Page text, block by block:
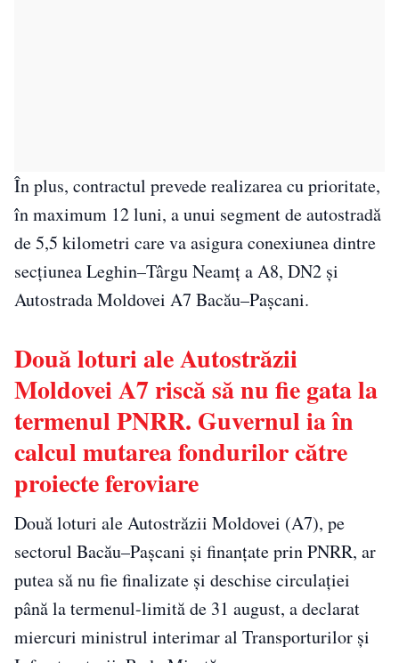
În plus, contractul prevede realizarea cu prioritate,
în maximum 12 luni, a unui segment de autostradă
de 5,5 kilometri care va asigura conexiunea dintre
secțiunea Leghin–Târgu Neamț a A8, DN2 și
Autostrada Moldovei A7 Bacău–Pașcani.
Două loturi ale Autostrăzii
Moldovei A7 riscă să nu fie gata la
termenul PNRR. Guvernul ia în
calcul mutarea fondurilor către
proiecte feroviare
Două loturi ale Autostrăzii Moldovei (A7), pe
sectorul Bacău–Pașcani și finanțate prin PNRR, ar
putea să nu fie finalizate și deschise circulației
până la termenul-limită de 31 august, a declarat
miercuri ministrul interimar al Transporturilor și